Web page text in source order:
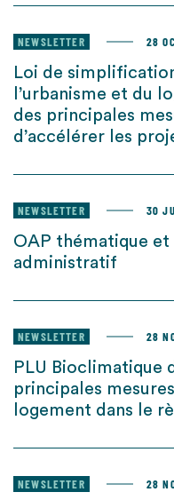
NEWSLETTER 28
Loi de
l’urbanisme et du
des principales
d’accélérer les
NEWSLETTER 30
OAP thématique
administratif
NEWSLETTER 28
PLU Bioclimatique
principales
logement dans le
NEWSLETTER 28